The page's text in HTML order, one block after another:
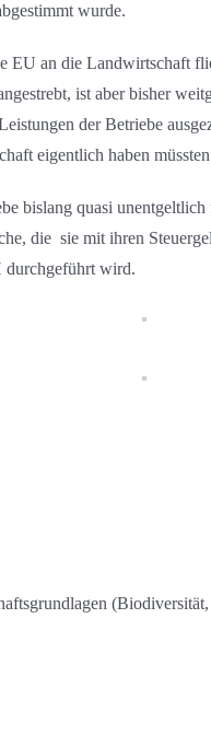
wurde.
EU an die Landwirtschaft
ist aber bisher
der Betriebe
eigentlich haben
bislang quasi
die sie mit ihren
durchgeführt wird.